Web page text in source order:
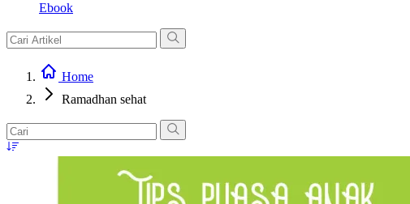
Ebook
Home
Ramadhan sehat